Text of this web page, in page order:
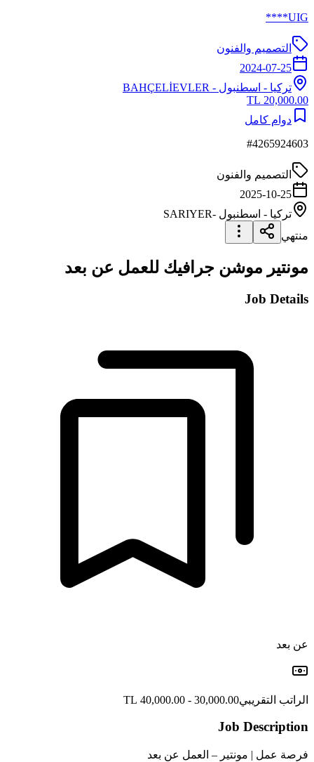
UIG****
التصميم والفنون
2024-07-25
تركيا - اسطنبول - BAHÇELİEVLER
20,000.00 TL
دوام كامل
#4265924603
التصميم والفنون
2025-10-25
تركيا - اسطنبول -SARIYER
منتهي
مونتير موشن جرافيك للعمل عن بعد
Job Details
عن بعد
الراتب التقريبي30,000.00 - 40,000.00 TL
Job Description
فرصة عمل | مونتير – العمل عن بعد